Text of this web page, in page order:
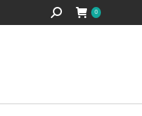
Buscar: 0